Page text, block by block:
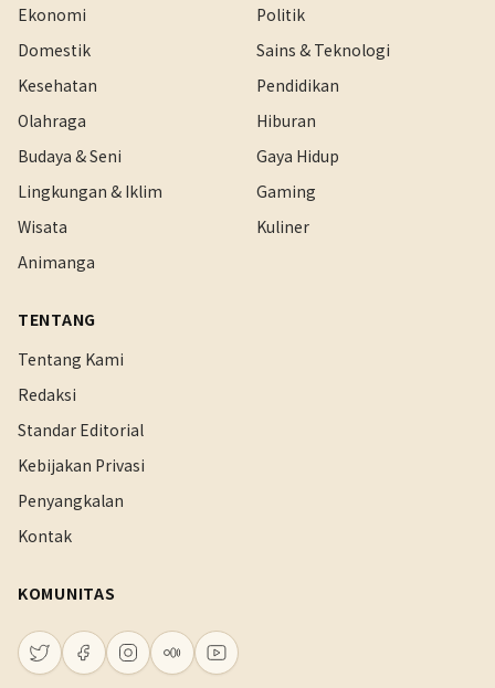
Ekonomi
Politik
Domestik
Sains & Teknologi
Kesehatan
Pendidikan
Olahraga
Hiburan
Budaya & Seni
Gaya Hidup
Lingkungan & Iklim
Gaming
Wisata
Kuliner
Animanga
TENTANG
Tentang Kami
Redaksi
Standar Editorial
Kebijakan Privasi
Penyangkalan
Kontak
KOMUNITAS